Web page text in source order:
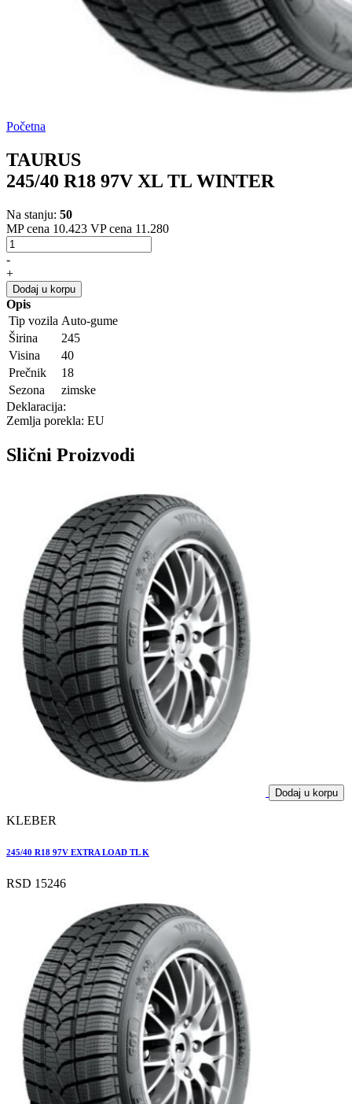
Početna
TAURUS
245/40 R18 97V XL TL WINTER
Na stanju: 50
MP cena 10.423 VP cena 11.280
-
+
Dodaj u korpu
Opis
Tip vozila Auto-gume
Širina
245
Visina
40
Prečnik
18
Sezona
zimske
Deklaracija:
Zemlja porekla: EU
Slični Proizvodi
Dodaj u korpu
KLEBER
245/40 R18 97V EXTRA LOAD TL K
RSD 15246